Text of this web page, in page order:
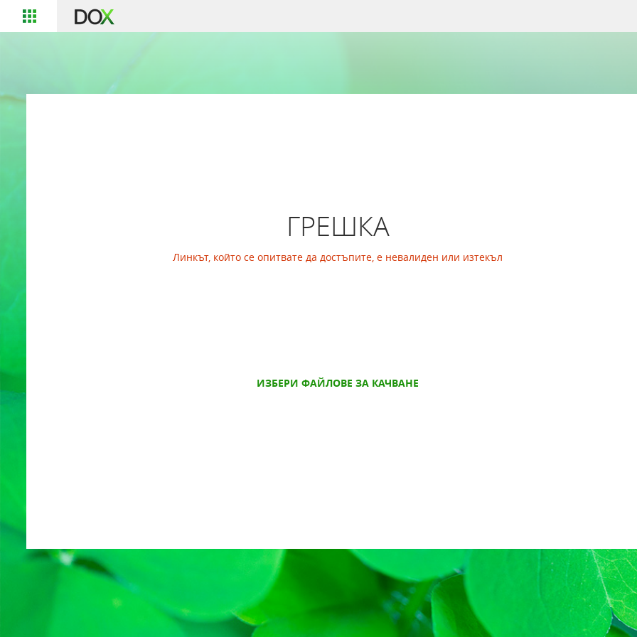
ГРЕШКА
Линкът, който се опитвате да достъпите, е невалиден или изтекъл
ИЗБЕРИ ФАЙЛОВЕ ЗА КАЧВАНЕ